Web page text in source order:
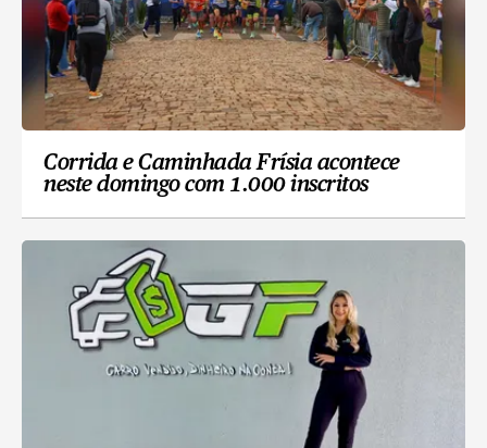
Corrida e Caminhada Frísia acontece
neste domingo com 1.000 inscritos